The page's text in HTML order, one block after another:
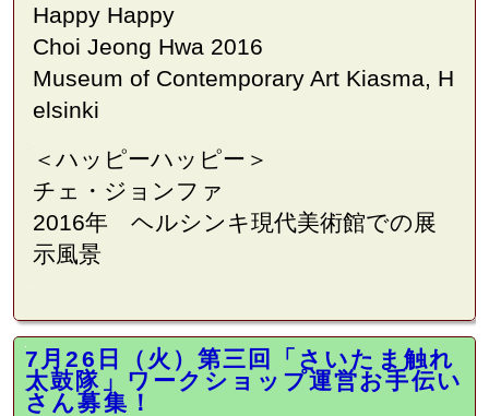
Happy Happy
Choi Jeong Hwa 2016
Museum of Contemporary Art Kiasma, H
elsinki
＜ハッピーハッピー＞
チェ・ジョンファ
2016年 ヘルシンキ現代美術館での展
示風景
7月26日（火）第三回「さいたま触れ
太鼓隊」ワークショップ運営お手伝い
さん募集！